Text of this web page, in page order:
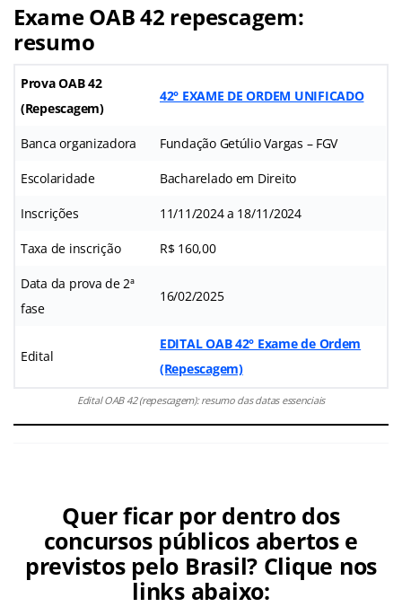
Exame OAB 42 repescagem:
resumo
Prova OAB 42
(Repescagem)
42° EXAME DE ORDEM UNIFICADO
Banca organizadora Fundação Getúlio Vargas – FGV
Escolaridade Bacharelado em Direito
Inscrições 11/11/2024 a 18/11/2024
Taxa de inscrição R$ 160,00
Data da prova de 2ª
fase
16/02/2025
Edital
EDITAL OAB 42° Exame de Ordem
(Repescagem)
Edital OAB 42 (repescagem): resumo das datas essenciais
Quer ficar por dentro dos
concursos públicos abertos e
previstos pelo Brasil? Clique nos
links abaixo: